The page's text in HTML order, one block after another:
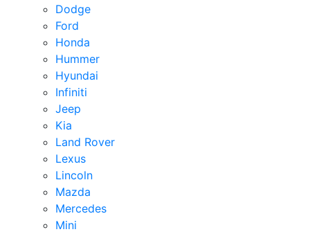
Dodge
Ford
Honda
Hummer
Hyundai
Infiniti
Jeep
Kia
Land Rover
Lexus
Lincoln
Mazda
Mercedes
Mini